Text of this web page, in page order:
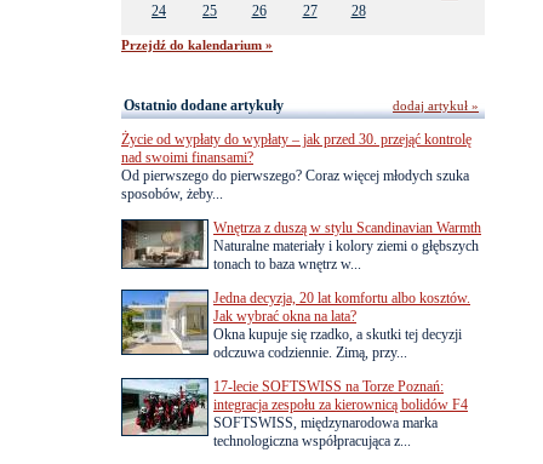
24
25 26 27 28
Przejdź do kalendarium »
Ostatnio dodane artykuły
Życie od wypłaty do wypłaty – jak przed 30. przejąć kontrolę
nad swoimi finansami?
Od pierwszego do pierwszego? Coraz więcej młodych szuka
sposobów, żeby...
Wnętrza z duszą w stylu Scandinavian Warmth
Naturalne materiały i kolory ziemi o głębszych
tonach to baza wnętrz w...
Jedna decyzja, 20 lat komfortu albo kosztów.
Jak wybrać okna na lata?
Okna kupuje się rzadko, a skutki tej decyzji
odczuwa codziennie. Zimą, przy...
17-lecie SOFTSWISS na Torze Poznań:
integracja zespołu za kierownicą bolidów F4
SOFTSWISS, międzynarodowa marka
technologiczna współpracująca z...
dodaj artykuł »